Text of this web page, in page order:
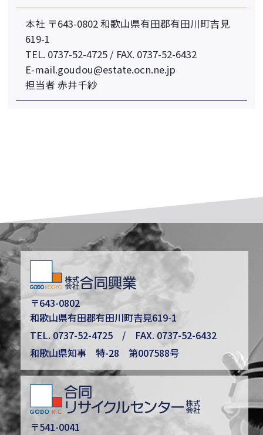
本社 〒643-0802 和歌⼭県有⽥郡有⽥川町吉⾒
619-1
TEL. 0737-52-4725 / FAX. 0737-52-6432
E-mail.goudou@estate.ocn.ne.jp
担当者 ⾚井千紗
〒643-0802
和歌山県有田郡有田川町吉見619-1
TEL. 0737-52-4725/ FAX. 0737-52-6432
和歌山県知事 特-28 第007588号
〒541-0041